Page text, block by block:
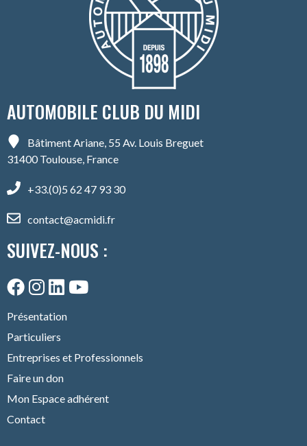
AUTOMOBILE CLUB DU MIDI
Bâtiment Ariane, 55 Av. Louis Breguet
31400 Toulouse, France
+33.(0)5 62 47 93 30
contact@acmidi.fr
SUIVEZ-NOUS :
Présentation
Particuliers
Entreprises et Professionnels
Faire un don
Mon Espace adhérent
Contact